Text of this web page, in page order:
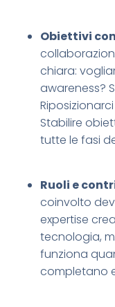
Obiettivi
chiara:
awareness?
Stabilire
tutte le fasi
Ruoli e
coinvolto
expertise
tecnologia,
funziona
completano